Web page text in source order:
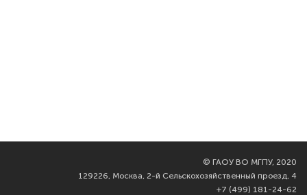
© ГАОУ ВО МГПУ, 2020
129226, Москва, 2-й Сельскохозяйственный проезд, 4
+7 (499) 181-24-62